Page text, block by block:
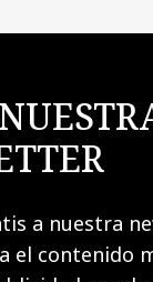
a nuestra
el contenido